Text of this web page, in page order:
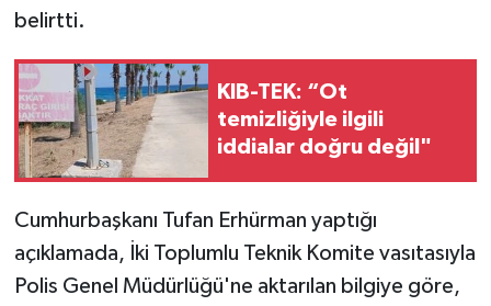
belirtti.
KIB-TEK: “Ot
temizliğiyle ilgili
iddialar doğru değil"
Cumhurbaşkanı Tufan Erhürman yaptığı
açıklamada, İki Toplumlu Teknik Komite vasıtasıyla
Polis Genel Müdürlüğü'ne aktarılan bilgiye göre,